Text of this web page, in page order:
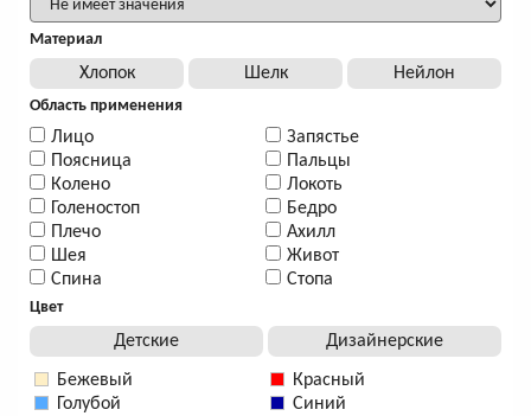
Материал
Хлопок Шелк Нейлон
Область применения
Лицо
Поясница
Колено
Голеностоп
Плечо
Шея
Спина
Запястье
Пальцы
Локоть
Бедро
Ахилл
Живот
Стопа
Цвет
Детские Дизайнерские
Бежевый
Голубой
Красный
Синий